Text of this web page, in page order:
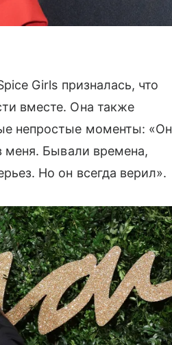
Girls призналась, что
вместе. Она также
непростые моменты: «Он
меня. Бывали времена,
Но он всегда верил».